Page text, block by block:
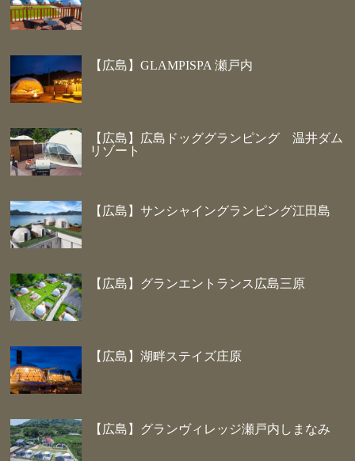
【広島】GLAMPISPA 瀬戸内
【広島】広島ドッググランピング 温井ダム
リゾート
【広島】サンシャイングランピング江田島
【広島】グランエントランス広島三原
【広島】湖畔ステイズ庄原
【広島】グランヴィレッジ瀬戸内しまなみ